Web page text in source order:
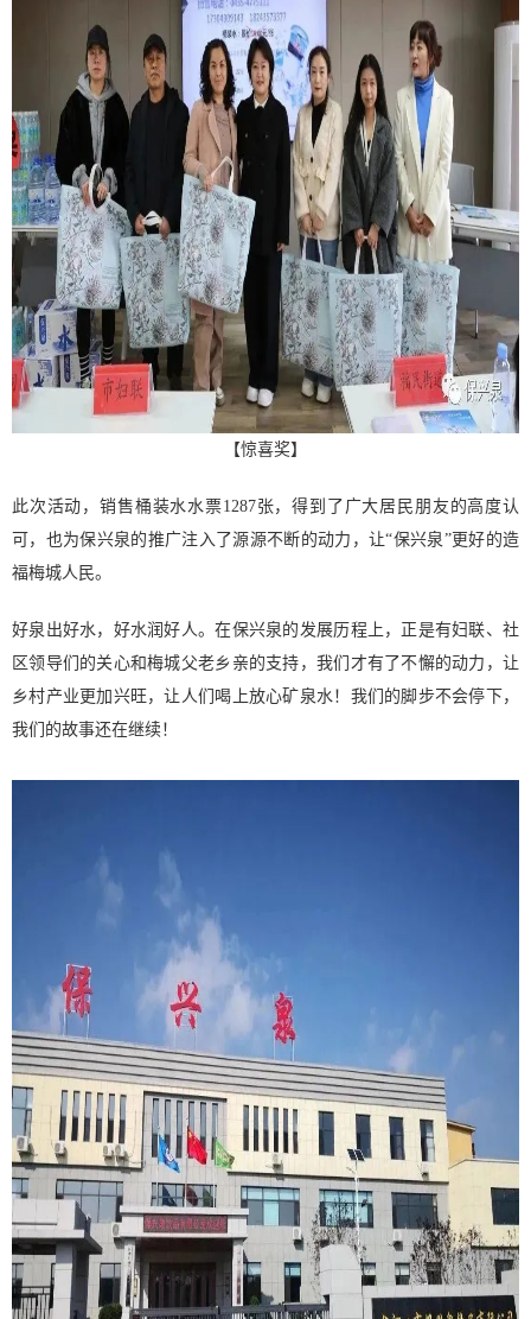
【惊喜奖】
此次活动，销售桶装水水票1287张，得到了广大居民朋友的高度认
可，也为保兴泉的推广注入了源源不断的动力，让“保兴泉”更好的造
福梅城人民。
好泉出好水，好水润好人。在保兴泉的发展历程上，正是有妇联、社
区领导们的关心和梅城父老乡亲的支持，我们才有了不懈的动力，让
乡村产业更加兴旺，让人们喝上放心矿泉水！我们的脚步不会停下，
我们的故事还在继续！